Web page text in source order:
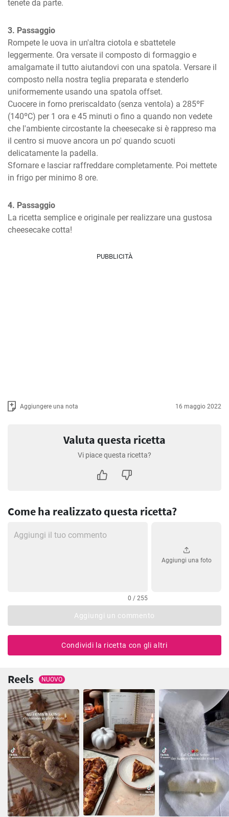
tenete da parte.
3. Passaggio
Rompete le uova in un'altra ciotola e sbattetele
leggermente. Ora versate il composto di formaggio e
amalgamate il tutto aiutandovi con una spatola. Versare il
composto nella nostra teglia preparata e stenderlo
uniformemente usando una spatola offset.
Cuocere in forno preriscaldato (senza ventola) a 285ºF
(140ºC) per 1 ora e 45 minuti o fino a quando non vedete
che l'ambiente circostante la cheesecake si è rappreso ma
il centro si muove ancora un po' quando scuoti
delicatamente la padella.
Sfornare e lasciar raffreddare completamente. Poi mettete
in frigo per minimo 8 ore.
4. Passaggio
La ricetta semplice e originale per realizzare una gustosa
cheesecake cotta!
PUBBLICITÀ
Aggiungere una nota 16 maggio 2022
Valuta questa ricetta
Vi piace questa ricetta?
Come ha realizzato questa ricetta?
0 / 255
Aggiungi una foto
Aggiungi un commento
Condividi la ricetta con gli altri
Reels NUOVO